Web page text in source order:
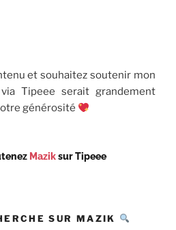
et souhaitez soutenir mon
Tipeee serait grandement
générosité
Maziksur Tipeee
SUR MAZIK